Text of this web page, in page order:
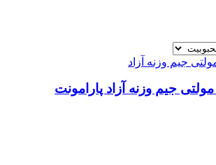
جیم وزنه آزاد پارامونت